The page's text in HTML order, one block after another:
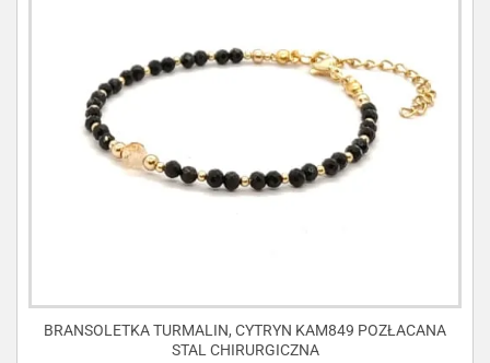
BRANSOLETKA TURMALIN, CYTRYN KAM849 POZŁACANA
STAL CHIRURGICZNA